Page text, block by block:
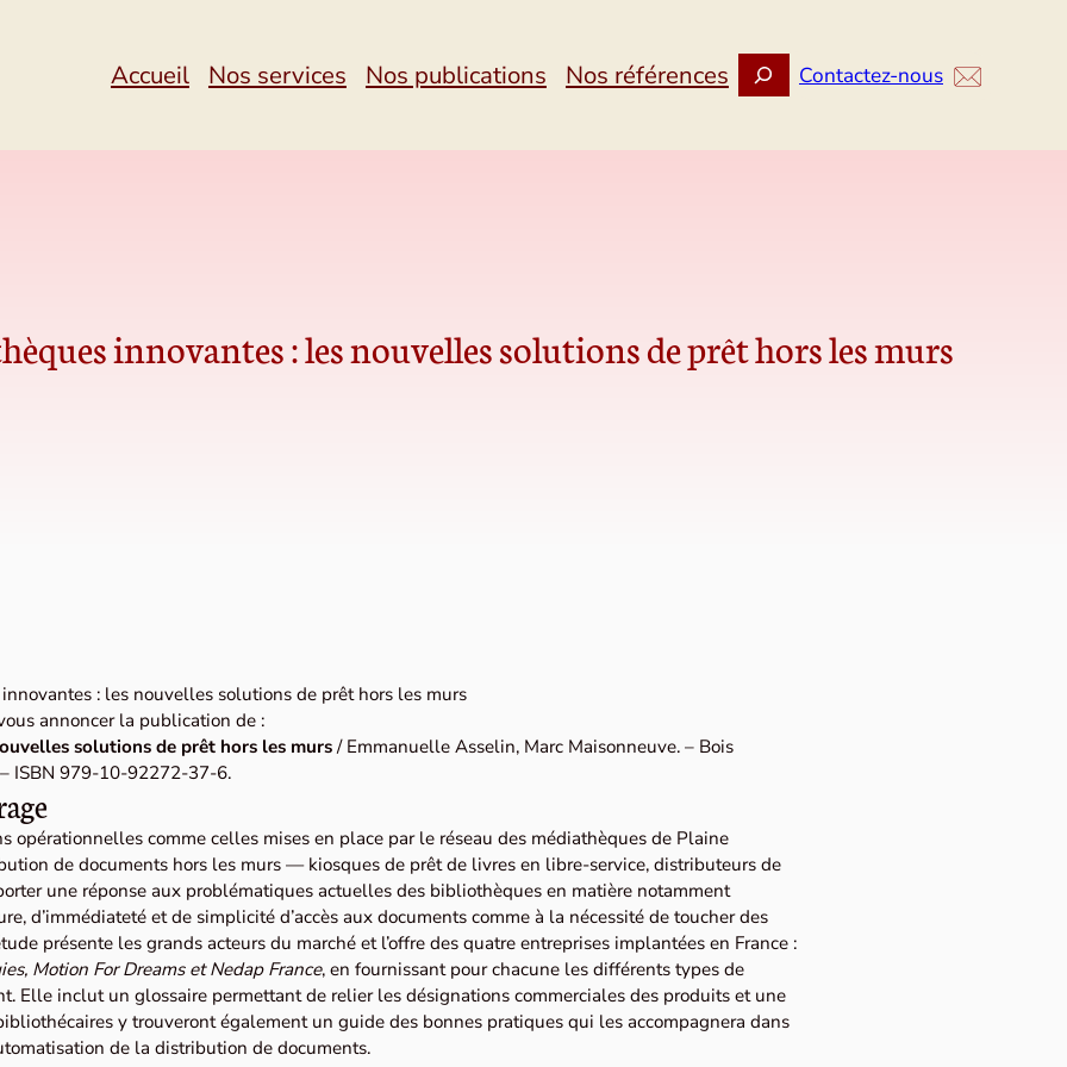
Accueil Nos services Nos publications Nos références RechercherContactez-nous
innovantes : les nouvelles solutions de prêt hors les murs
: les nouvelles solutions de prêt hors les murs
annoncer la publication de :
solutions de prêt hors les murs/ Emmanuelle Asselin, Marc Maisonneuve. – Bois
ISBN 979-10-92272-37-6.
opérationnelles comme celles mises en place par le réseau des médiathèques de Plaine
de documents hors les murs — kiosques de prêt de livres en libre-service, distributeurs de
une réponse aux problématiques actuelles des bibliothèques en matière notamment
d’immédiateté et de simplicité d’accès aux documents comme à la nécessité de toucher des
présente les grands acteurs du marché et l’offre des quatre entreprises implantées en France :
Motion For Dreams et Nedap France, en fournissant pour chacune les différents types de
Elle inclut un glossaire permettant de relier les désignations commerciales des produits et une
y trouveront également un guide des bonnes pratiques qui les accompagnera dans
de la distribution de documents.